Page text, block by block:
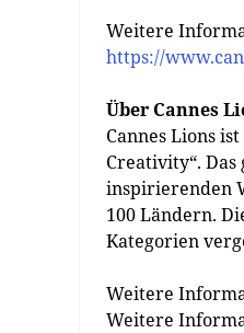
Weitere
https://
Über Cannes
Cannes Lions
Creativity“.
inspirierenden
100 Ländern.
Kategorien
Weitere
Weitere